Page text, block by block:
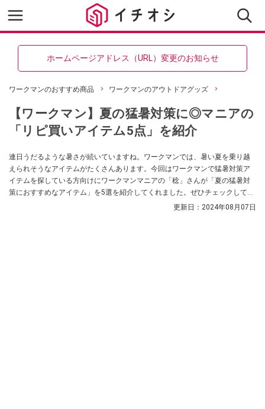
ホームページアドレス（URL）変更のお知らせ
ワークマンのおすすめ商品 ワークマンのアウトドアグッズ
【ワークマン】夏の猛暑対策に◎マニアの
「リピ買いアイテム5点」を紹介
連日うだるような暑さが続いていますね。ワークマンでは、暑い夏を乗り越
えられそうなアイテムがたくさんあります。今回はワークマンで猛暑対策ア
イテムを探している方向けにワークマンマニアの「稔」さんが「夏の猛暑対
策におすすめなアイテム」を5選を紹介してくれました。ぜひチェックしてみ
更新日： 2024年08月07日